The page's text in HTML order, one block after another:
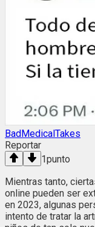
BadMedicalTakes
Reportar
1punto
Mientras tanto,
online pueden ser
en 2023, algunas
intento de tratar la